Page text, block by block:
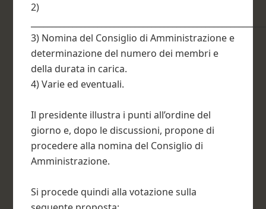
2)
3) Nomina del Consiglio di Amministrazione e
determinazione del numero dei membri e
della durata in carica.
4) Varie ed eventuali.
Il presidente illustra i punti all’ordine del
giorno e, dopo le discussioni, propone di
procedere alla nomina del Consiglio di
Amministrazione.
Si procede quindi alla votazione sulla